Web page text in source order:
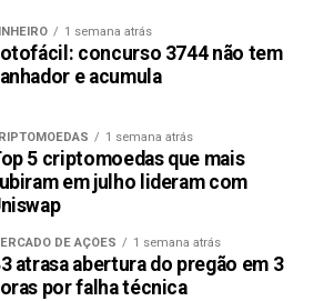
1 semana atrás
concurso 3744 não tem
e acumula
1 semana atrás
5 criptomoedas que mais
em julho lideram com
DE AÇÕES 1 semana atrás
atrasa abertura do pregão em 3
por falha técnica